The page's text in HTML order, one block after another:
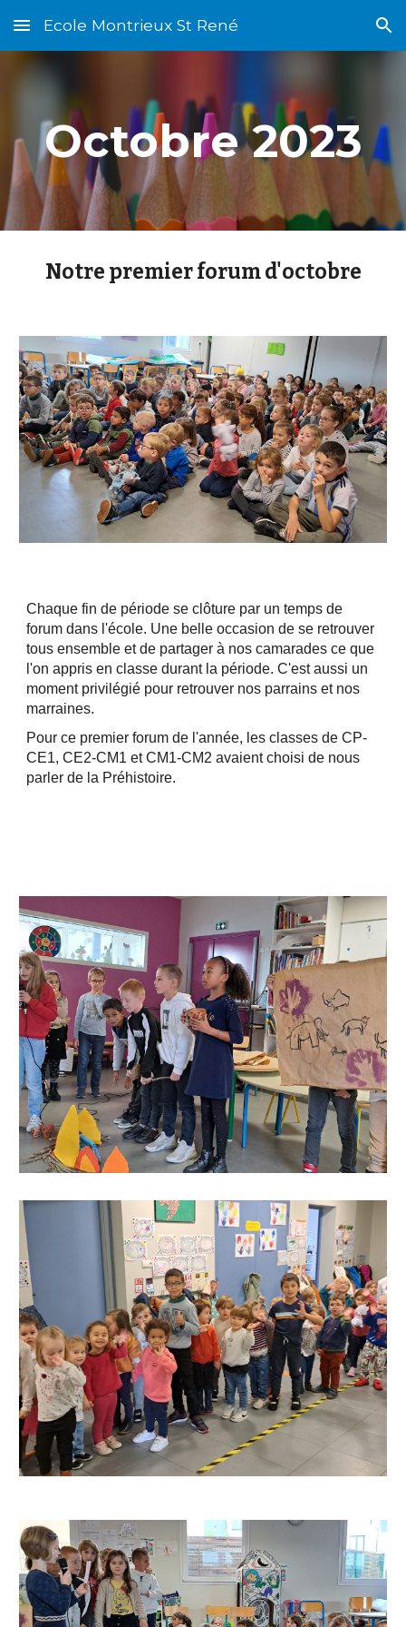
Skip to main content Skip to navigation
Ecole Montrieux St René
Octobre2023
Notre premier forum d'octobre
Chaque fin de période se clôture par un temps de
forum dans l'école. Une belle occasion de se retrouver
tous ensemble et de partager à nos camarades ce que
l'on appris en classe durant la période. C'est aussi un
moment privilégié pour retrouver nos parrains et nos
marraines.
Pour ce premier forum de l'année, les classes de CP-
CE1, CE2-CM1 et CM1-CM2 avaient choisi de nous
parler de la Préhistoire.